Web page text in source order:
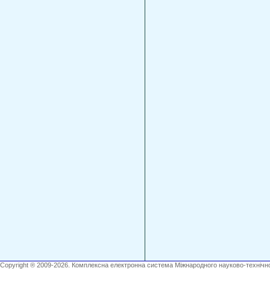
Copyright ® 2009-2026. Комплексна електронна система Міжнародного науково-